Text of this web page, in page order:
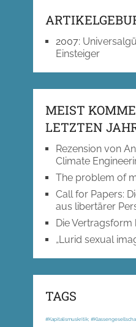
2007:
Einsteiger
MEIST
LETZTEN
Rezension von
Climate
The problem of
Call for Papers:
aus libertärer
Die
„Lurid sexual
TAGS
#Kapitalismuskritik;